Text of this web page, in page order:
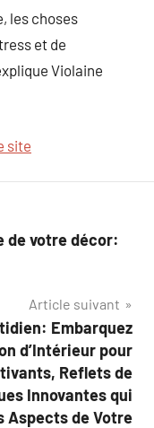
les choses
et de
Violaine
site
de votre décor:
Article suivant
Embarquez
d’Intérieur pour
Reflets de
Innovantes qui
Aspects de Votre